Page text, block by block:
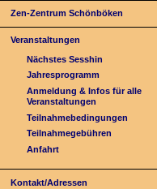
Zen-Zentrum Schönböken
Veranstaltungen
Nächstes Sesshin
Jahresprogramm
Anmeldung & Infos für alle
Veranstaltungen
Teilnahmebedingungen
Teilnahmegebühren
Anfahrt
Kontakt/Adressen